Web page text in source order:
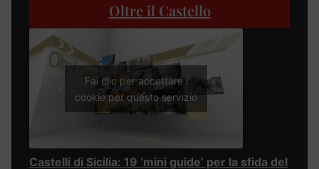
Oltre il Castello
Fai clic per accettare i
cookie per questo servizio
Castelli di Sicilia: 19 ‘mini guide’ per la sfida del